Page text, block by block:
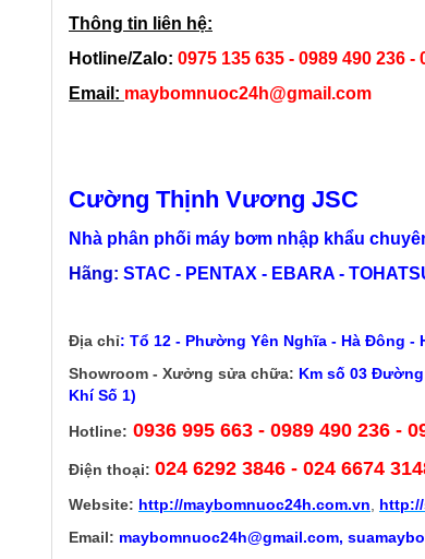
Thông tin liên hệ:
Hotline/Zalo: 0975 135 635 - 0989 490 236 -
Email: maybomnuoc24h@gmail.com
Cường Thịnh Vương JSC
Nhà phân phối máy bơm nhập khẩu
Hãng: STAC - PENTAX - EBARA -
Địa chỉ: Tổ 12 - Phường Yên Nghĩa - Hà Đông -
Showroom - Xưởng sửa chữa: Km số 03
Khí Số 1)
Hotline: 0936 995 663 - 0989 490 236 -
Điện thoại: 024 6292 3846 - 024 6674
Website: http://maybomnuoc24h.com.vn
Email: maybomnuoc24h@gmail.com,